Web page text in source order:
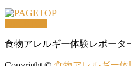
食物アレルギー体験レポータ